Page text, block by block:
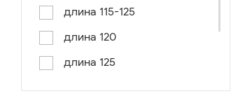
длина 115-125
длина 120
длина 125
длина 130